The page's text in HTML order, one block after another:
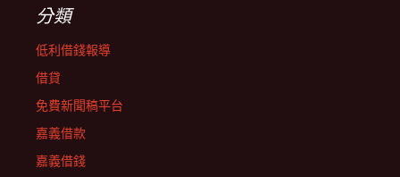
分類
低利借錢報導
借貸
免費新聞稿平台
嘉義借款
嘉義借錢